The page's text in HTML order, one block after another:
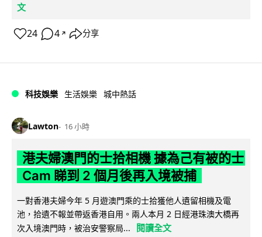
文
24 4 ↗ 分享
科技娛樂 生活娛樂 城中熱話
Lawton 16 小時
港夫婦澳門的士拾相機 據為己有被的士
Cam 睇到 2 個月後再入境被捕
一對香港夫婦今年 5 月遊澳門乘的士拾獲他人遺留相機及電
池，拾遺不報並帶返香港自用。兩人本月 2 日經港珠澳大橋再
次入境澳門時，被治安警察局...
閱讀全文